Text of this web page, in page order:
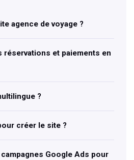
agence de voyage ?
réservations et paiements en
?
créer le site ?
Google Ads pour